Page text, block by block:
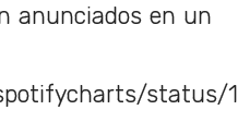
anunciados en un
status/